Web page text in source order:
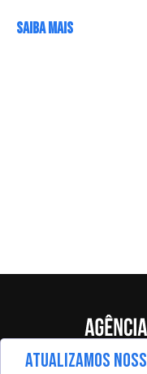
SAIBA MAIS
ATUALIZAMOS